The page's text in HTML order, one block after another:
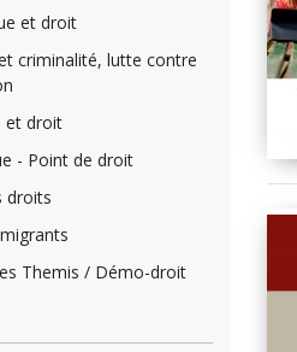
et droit
criminalité, lutte contre
et droit
- Point de droit
droits
Themis / Démo-droit